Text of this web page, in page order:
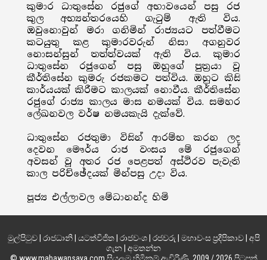
කුමාර ධාතුසේන රජුගේ අභාවයෙන් පසු රජ
කුල අභ්‍යන්තරයෙහි ගැටුම් ඇති විය.
ඔවුනොවුන් මරා ගනිමින් රාජ්‍යයට පත්වීමට
කටයුතු කළ කුමාරවරුන් නිසා අගනුවර
නොසන්සුන් තත්ත්වයක් ඇති විය. කුමාර
ධාතුසේන රජුගෙන් පසු ඔහුගේ පුත්‍රයා වූ
කීර්තිසේන කුමරු රජකමට පත්විය. ඔහුට කිසි
කාර්යයක් කිරීමට කාලයක් නොවීය. කීර්තිසේන
රජුගේ රාජ්‍ය කාලය මාස නමයක් විය. සමහර
ලේඛනවල වර්ෂ නමයකැයි දැක්වේ.
ධාතුසේන රජතුමා විසින් ආරම්භ කරන ලද
දෙවන මෞර්ය රාජ වංසය මේ රජුගෙන්
අවසන් වූ අතර රජ පෙළපත් අස්ථිරව පැවැති
කාල පරිච්ඡේදයක් මින්පසු උදා විය.
පූජ්‍ය එල්ලාවල මේධානන්ද හිමි
මුල්පිටුව| රාජධානි| යටත්විජිත| රාජවංශ| රජවරු මහාවංස ප්‍රදීපිකාව| අපි
ගැන අමතන්න